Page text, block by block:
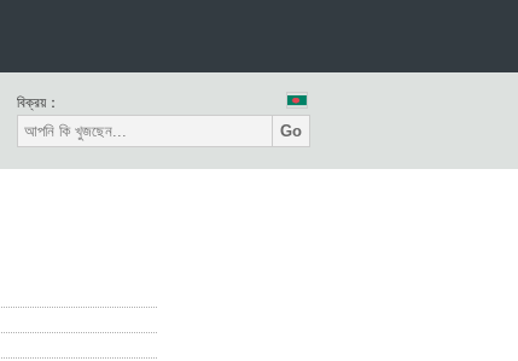
বিক্রয়：
Go